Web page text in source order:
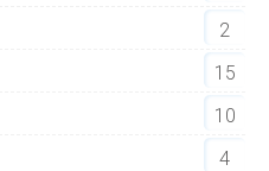
2
15
10
4